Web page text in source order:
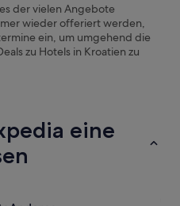
der vielen Angebote
wieder offeriert werden,
ein, um umgehend die
zu Hotels in Kroatien zu
eine